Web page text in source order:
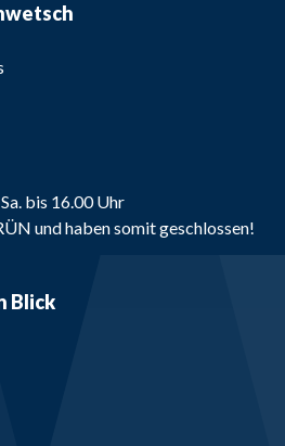
bis 16.00 Uhr
und haben somit geschlossen!
Blick